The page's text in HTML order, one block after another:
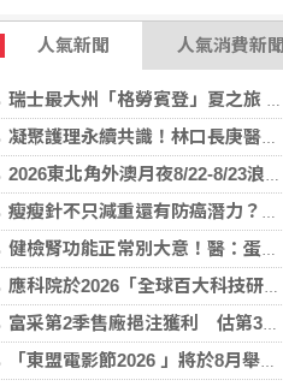
人氣新聞 人氣消費新聞
瑞士最大州「格勞賓登」夏之旅 推薦6座山間秘境，感受不同阿爾卑斯療癒度假風情！
凝聚護理永續共識！林口長庚醫院攜手各界打造永續護理職場，共創健康台灣
2026東北角外澳月夜8/22-8/23浪漫登場！ 感受一「夏」東北角夜的浪漫！
瘦瘦針不只減重還有防癌潛力？臺大醫揭肥胖族群用藥 肥胖相關癌症風險降
健檢腎功能正常別大意！醫：蛋白尿異常恐是洗腎警訊
應科院於2026「全球百大科技研發獎」中創亞洲最佳成績 三項技術榮膺全球百大創新獎項
富采第2季售廠挹注獲利 估第3季營收下滑
「東盟電影節2026 」將於8月舉行 歷來最大規模 以電影連繫文化交流